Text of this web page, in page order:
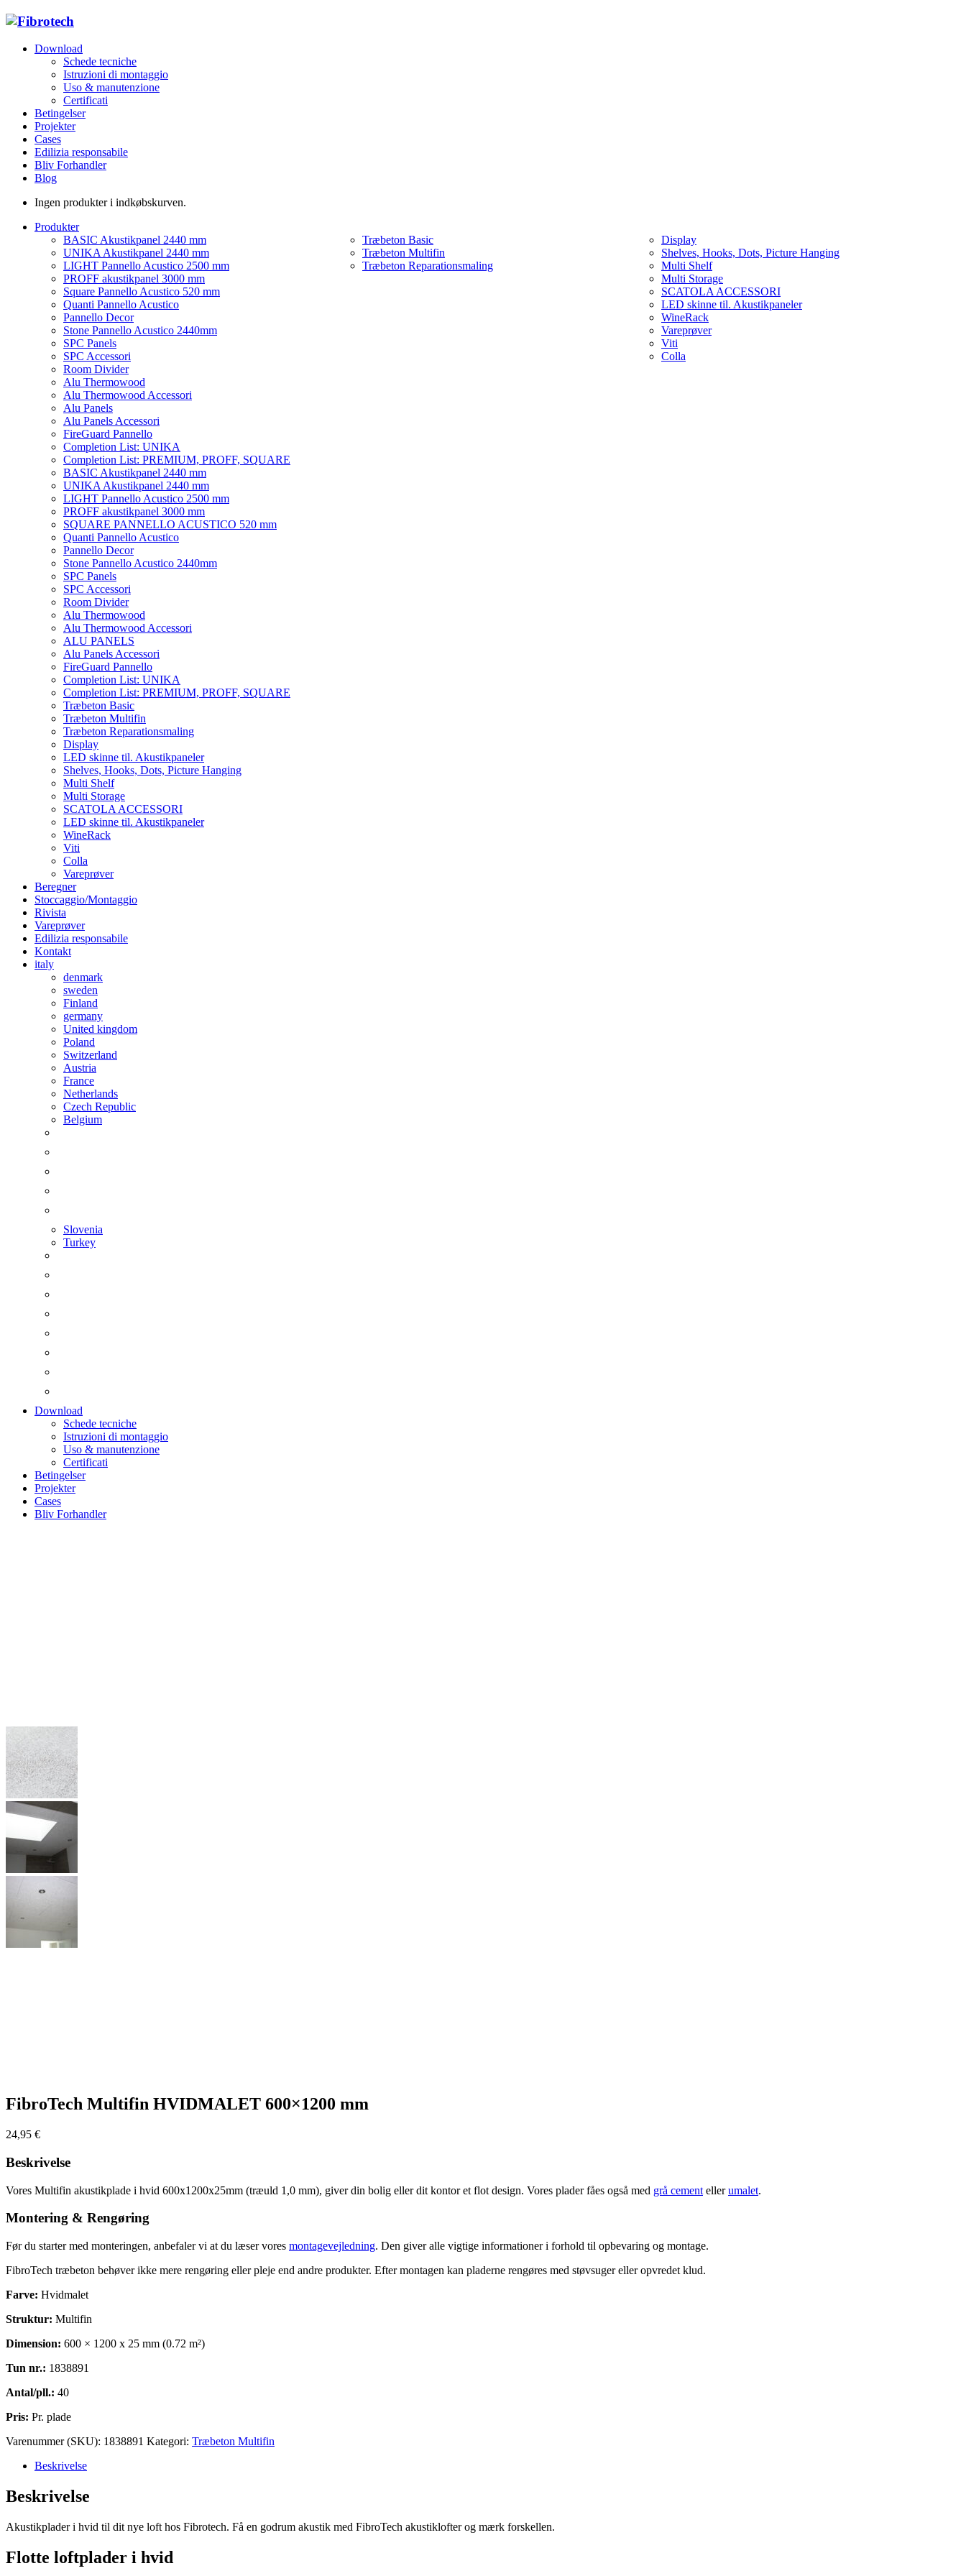
Download
Schede tecniche
Istruzioni di montaggio
Uso & manutenzione
Certificati
Betingelser
Projekter
Cases
Edilizia responsabile
Bliv Forhandler
Blog
Ingen produkter i indkøbskurven.
Produkter
BASIC Akustikpanel 2440 mm
UNIKA Akustikpanel 2440 mm
LIGHT Pannello Acustico 2500 mm
PROFF akustikpanel 3000 mm
Square Pannello Acustico 520 mm
Quanti Pannello Acustico
Pannello Decor
Stone Pannello Acustico 2440mm
SPC Panels
SPC Accessori
Room Divider
Alu Thermowood
Alu Thermowood Accessori
Alu Panels
Alu Panels Accessori
FireGuard Pannello
Completion List: UNIKA
Completion List: PREMIUM, PROFF, SQUARE
Træbeton Basic
Træbeton Multifin
Træbeton Reparationsmaling
Display
Shelves, Hooks, Dots, Picture Hanging
Multi Shelf
Multi Storage
SCATOLA ACCESSORI
LED skinne til. Akustikpaneler
WineRack
Vareprøver
Viti
Colla
BASIC Akustikpanel 2440 mm
UNIKA Akustikpanel 2440 mm
LIGHT Pannello Acustico 2500 mm
PROFF akustikpanel 3000 mm
SQUARE PANNELLO ACUSTICO 520 mm
Quanti Pannello Acustico
Pannello Decor
Stone Pannello Acustico 2440mm
SPC Panels
SPC Accessori
Room Divider
Alu Thermowood
Alu Thermowood Accessori
ALU PANELS
Alu Panels Accessori
FireGuard Pannello
Completion List: UNIKA
Completion List: PREMIUM, PROFF, SQUARE
Træbeton Basic
Træbeton Multifin
Træbeton Reparationsmaling
Display
LED skinne til. Akustikpaneler
Shelves, Hooks, Dots, Picture Hanging
Multi Shelf
Multi Storage
SCATOLA ACCESSORI
LED skinne til. Akustikpaneler
WineRack
Viti
Colla
Vareprøver
Beregner
Stoccaggio/Montaggio
Rivista
Vareprøver
Edilizia responsabile
Kontakt
italy
denmark
sweden
Finland
germany
United kingdom
Poland
Switzerland
Austria
France
Netherlands
Czech Republic
Belgium
Slovenia
Turkey
Download
Schede tecniche
Istruzioni di montaggio
Uso & manutenzione
Certificati
Betingelser
Projekter
Cases
Bliv Forhandler
FibroTech Multifin HVIDMALET 600×1200 mm
24,95 €
Beskrivelse
Vores Multifin akustikplade i hvid 600x1200x25mm (træuld 1,0 mm), giver din bolig eller dit kontor et flot design. Vores plader fåes også med grå cement ellerumalet.
Montering & Rengøring
Før du starter med monteringen, anbefaler vi at du læser vores montagevejledning. Den giver alle vigtige informationer i forhold til opbevaring og montage.
FibroTech træbeton behøver ikke mere rengøring eller pleje end andre produkter. Efter montagen kan pladerne rengøres med støvsuger eller opvredet klud.
Farve: Hvidmalet
Struktur: Multifin
Dimension: 600 × 1200 x 25 mm (0.72 m²)
Tun nr.: 1838891
Antal/pll.: 40
Pris: Pr. plade
Varenummer (SKU): 1838891 Kategori: Træbeton Multifin
Beskrivelse
Beskrivelse
Akustikplader i hvid til dit nye loft hos Fibrotech. Få en godrum akustik med FibroTech akustiklofter og mærk forskellen.
Flotte loftplader i hvid